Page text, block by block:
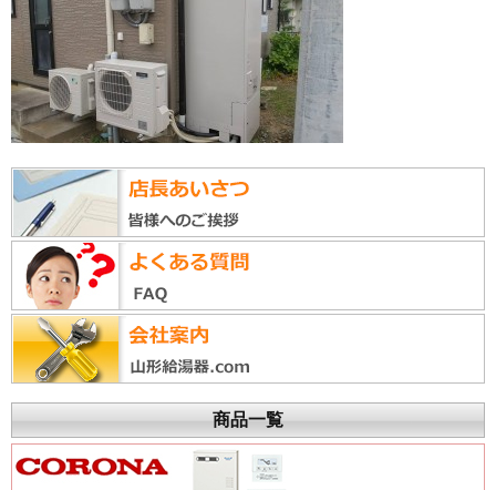
商品一覧